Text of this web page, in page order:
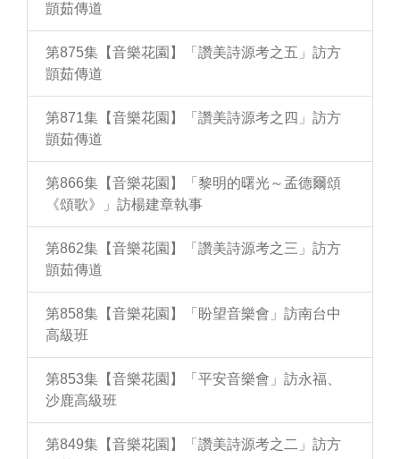
顗茹傳道
第875集【音樂花園】「讚美詩源考之五」訪方
顗茹傳道
第871集【音樂花園】「讚美詩源考之四」訪方
顗茹傳道
第866集【音樂花園】「黎明的曙光～孟德爾頌
《頌歌》」訪楊建章執事
第862集【音樂花園】「讚美詩源考之三」訪方
顗茹傳道
第858集【音樂花園】「盼望音樂會」訪南台中
高級班
第853集【音樂花園】「平安音樂會」訪永福、
沙鹿高級班
第849集【音樂花園】「讚美詩源考之二」訪方